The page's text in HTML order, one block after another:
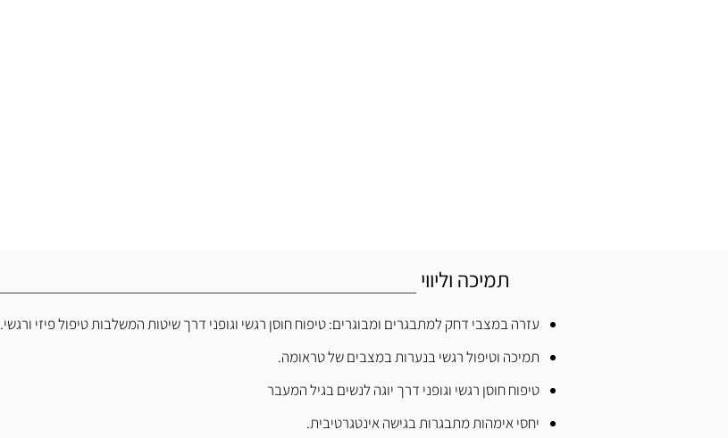
תמיכה וליווי
עזרה במצבי דחק למתבגרים ומבוגרים: טיפוח חוסן רגשי וגופני דרך שיטות המשלבות טיפול פיזי ורגשי.
תמיכה וטיפול רגשי בנערות במצבים של טראומה.
טיפוח חוסן רגשי וגופני דרך יוגה לנשים בגיל המעבר
יחסי אימהות מתבגרות בגישה אינטגרטיבית.